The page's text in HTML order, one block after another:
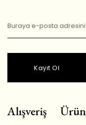
Kayıt Ol
Alışveriş